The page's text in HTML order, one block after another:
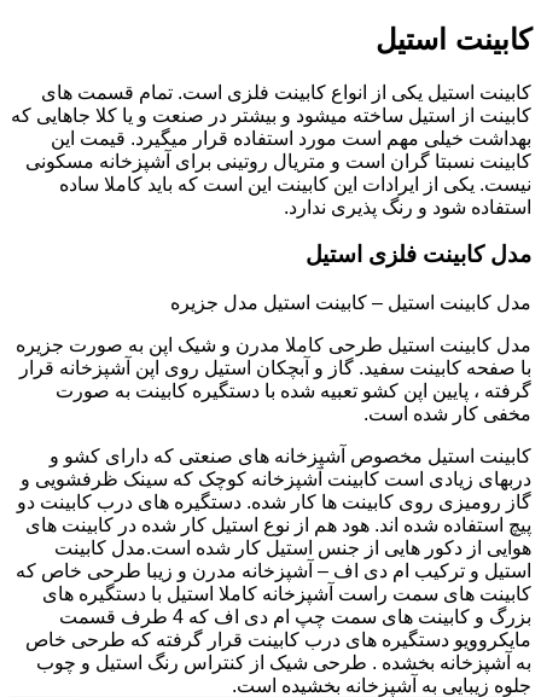
کابینت استیل
کابینت استیل یکی از انواع کابینت فلزی است. تمام قسمت های
کابینت از استیل ساخته میشود و بیشتر در صنعت و یا کلا جاهایی که
بهداشت خیلی مهم است مورد استفاده قرار میگیرد. قیمت این
کابینت نسبتا گران است و متریال روتینی برای آشپزخانه مسکونی
نیست. یکی از ایرادات این کابینت این است که باید کاملا ساده
استفاده شود و رنگ پذیری ندارد.
مدل کابینت فلزی استیل
مدل کابینت استیل – کابینت استیل مدل جزیره
مدل کابینت استیل طرحی کاملا مدرن و شیک اپن به صورت جزیره
با صفحه کابینت سفید. گاز و آبچکان استیل روی اپن آشپزخانه قرار
گرفته ، پایین اپن کشو تعبیه شده با دستگیره کابینت به صورت
مخفی کار شده است.
کابینت استیل مخصوص آشپزخانه های صنعتی که دارای کشو و
دربهای زیادی است کابینت آشپزخانه کوچک که سینک ظرفشویی و
گاز رومیزی روی کابینت ها کار شده. دستگیره های درب کابینت دو
پیچ استفاده شده اند. هود هم از نوع استیل کار شده در کابینت های
هوایی از دکور هایی از جنس استیل کار شده است.مدل کابینت
استیل و ترکیب ام دی اف – آشپزخانه مدرن و زیبا طرحی خاص که
کابینت های سمت راست آشپزخانه کاملا استیل با دستگیره های
بزرگ و کابینت های سمت چپ ام دی اف که 4 طرف قسمت
مایکروویو دستگیره های درب کابینت قرار گرفته که طرحی خاص
به آشپزخانه بخشده . طرحی شیک از کنتراس رنگ استیل و چوب
جلوه زیبایی به آشپزخانه بخشیده است.